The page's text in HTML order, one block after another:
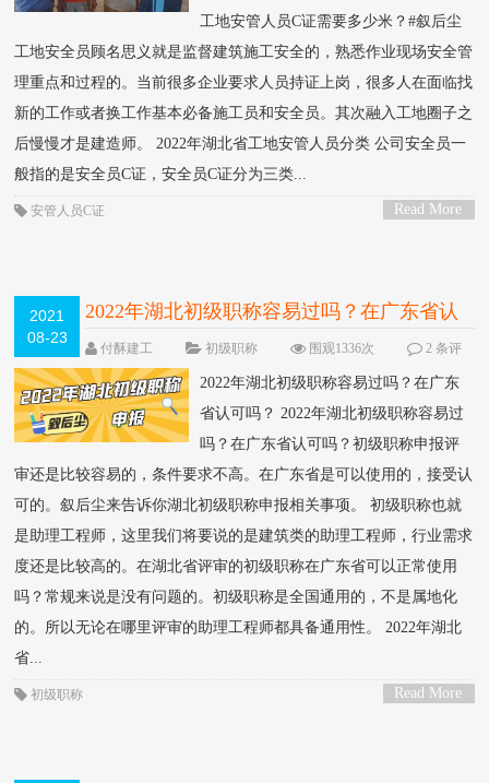
工地安管人员C证需要多少米？#叙后尘
工地安全员顾名思义就是监督建筑施工安全的，熟悉作业现场安全管
理重点和过程的。当前很多企业要求人员持证上岗，很多人在面临找
新的工作或者换工作基本必备施工员和安全员。其次融入工地圈子之
后慢慢才是建造师。 2022年湖北省工地安管人员分类 公司安全员一
般指的是安全员C证，安全员C证分为三类...
Read More
安管人员C证
2021
08-23
2022年湖北初级职称容易过吗？在广东省认
可吗？
付酥建工 初级职称 围观1336次
2 条评
论
2022年湖北初级职称容易过吗？在广东
省认可吗？ 2022年湖北初级职称容易过
吗？在广东省认可吗？初级职称申报评
审还是比较容易的，条件要求不高。在广东省是可以使用的，接受认
可的。叙后尘来告诉你湖北初级职称申报相关事项。 初级职称也就
是助理工程师，这里我们将要说的是建筑类的助理工程师，行业需求
度还是比较高的。在湖北省评审的初级职称在广东省可以正常使用
吗？常规来说是没有问题的。初级职称是全国通用的，不是属地化
的。所以无论在哪里评审的助理工程师都具备通用性。 2022年湖北
省...
Read More
初级职称